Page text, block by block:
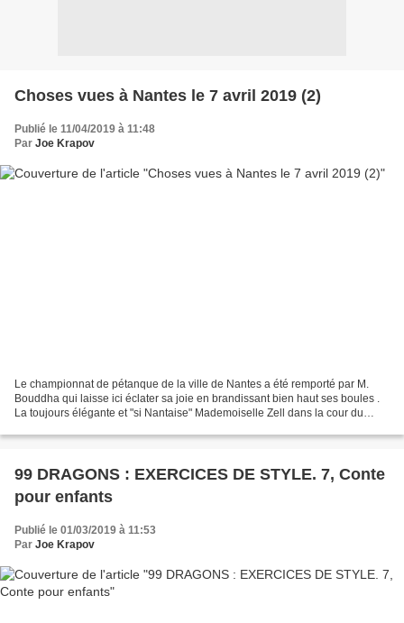
Choses vues à Nantes le 7 avril 2019 (2)
Publié le 11/04/2019 à 11:48
Par Joe Krapov
Le championnat de pétanque de la ville de Nantes a été remporté par M.
Bouddha qui laisse ici éclater sa joie en brandissant bien haut ses boules .
La toujours élégante et "si Nantaise" Mademoiselle Zell dans la cour du
99 DRAGONS : EXERCICES DE STYLE. 7, Conte
pour enfants
Publié le 01/03/2019 à 11:53
Par Joe Krapov